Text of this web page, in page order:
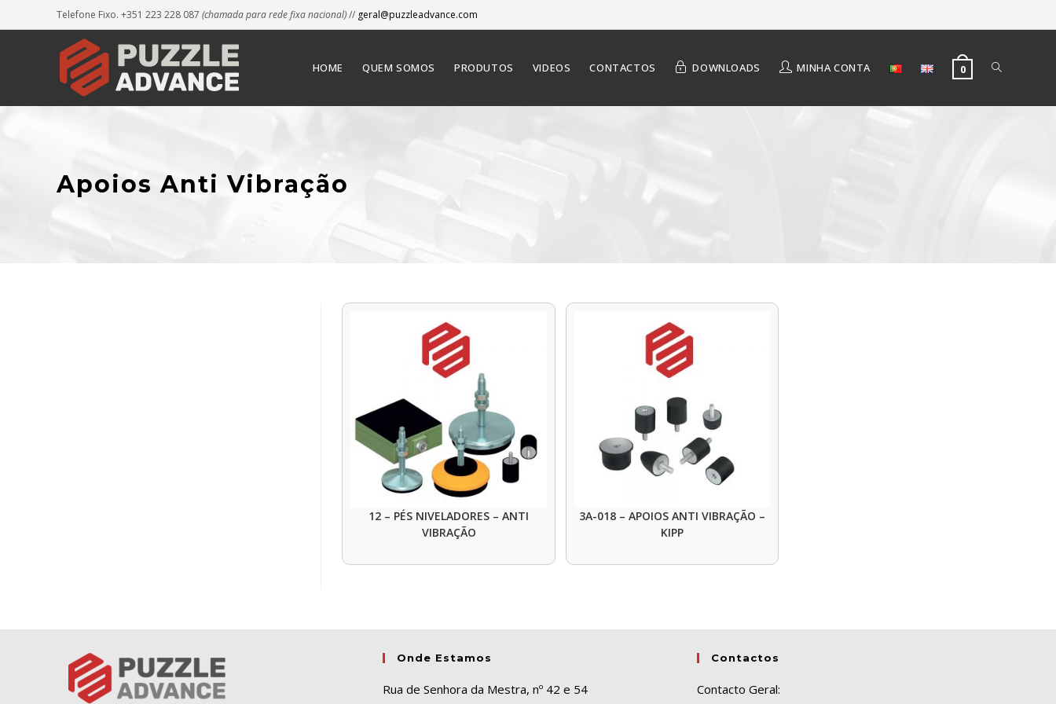
Telefone Fixo. +351 223 228 087 (chamada para rede fixa nacional)// geral@puzzleadvance.com
HOME QUEM SOMOS PRODUTOS VIDEOS CONTACTOS DOWNLOADS MINHA CONTA 0
Apoios Anti Vibração
12 – PÉS NIVELADORES – ANTI
VIBRAÇÃO
3A-018 – APOIOS ANTI VIBRAÇÃO –
KIPP
Onde Estamos
Rua de Senhora da Mestra, nº 42 e 54
Contactos
Contacto Geral: